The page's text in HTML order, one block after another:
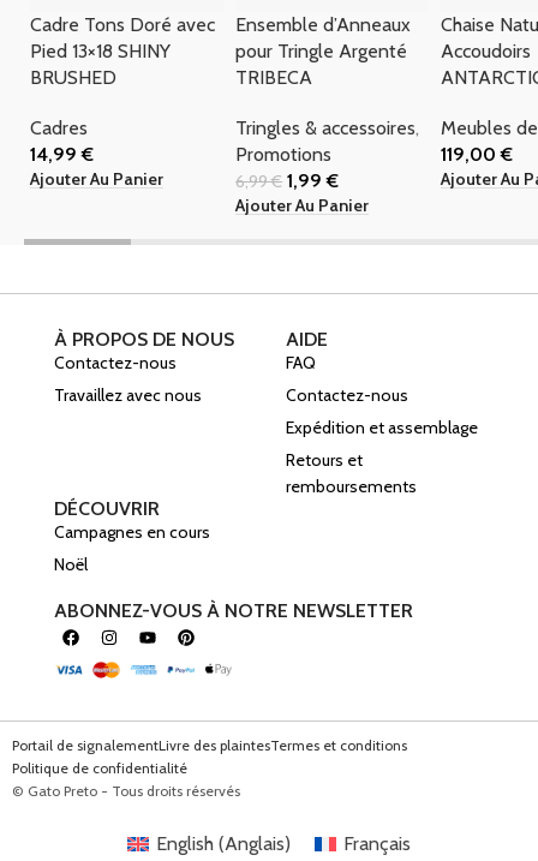
Cadre Tons Doré avec
Pied 13×18 SHINY
BRUSHED
Cadres
14,99€
Ajouter Au Panier
Ensemble d’Anneaux
pour Tringle Argenté
TRIBECA
Tringles & accessoires,
Promotions
6,99€ 1,99€
Ajouter Au Panier
Chaise
Accoudoirs
Meubles
119,00€
Ajouter Au
À PROPOS DE NOUS
Contactez-nous
Travaillez avec nous
AIDE
FAQ
Contactez-nous
Expédition et assemblage
Retours et
remboursements
DÉCOUVRIR
Campagnes en cours
Noël
ABONNEZ-VOUS À NOTRE NEWSLETTER
Portail de signalementLivre des plaintesTermes et conditions
Politique de confidentialité
© Gato Preto - Tous droits réservés
English (Anglais) Français